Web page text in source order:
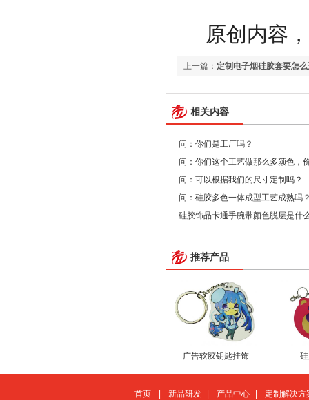
原创内容
上一篇： 定制电子烟硅胶套要怎
相关内容
问：你们是工厂吗？
问：你们这个工艺做那么多颜色，
问：可以根据我们的尺寸定制吗？
问：硅胶多色一体成型工艺成熟吗
硅胶饰品卡通手腕带颜色脱层是什
推荐产品
广告软胶钥匙挂饰
首页 新品研发 产品中心 定制解决方